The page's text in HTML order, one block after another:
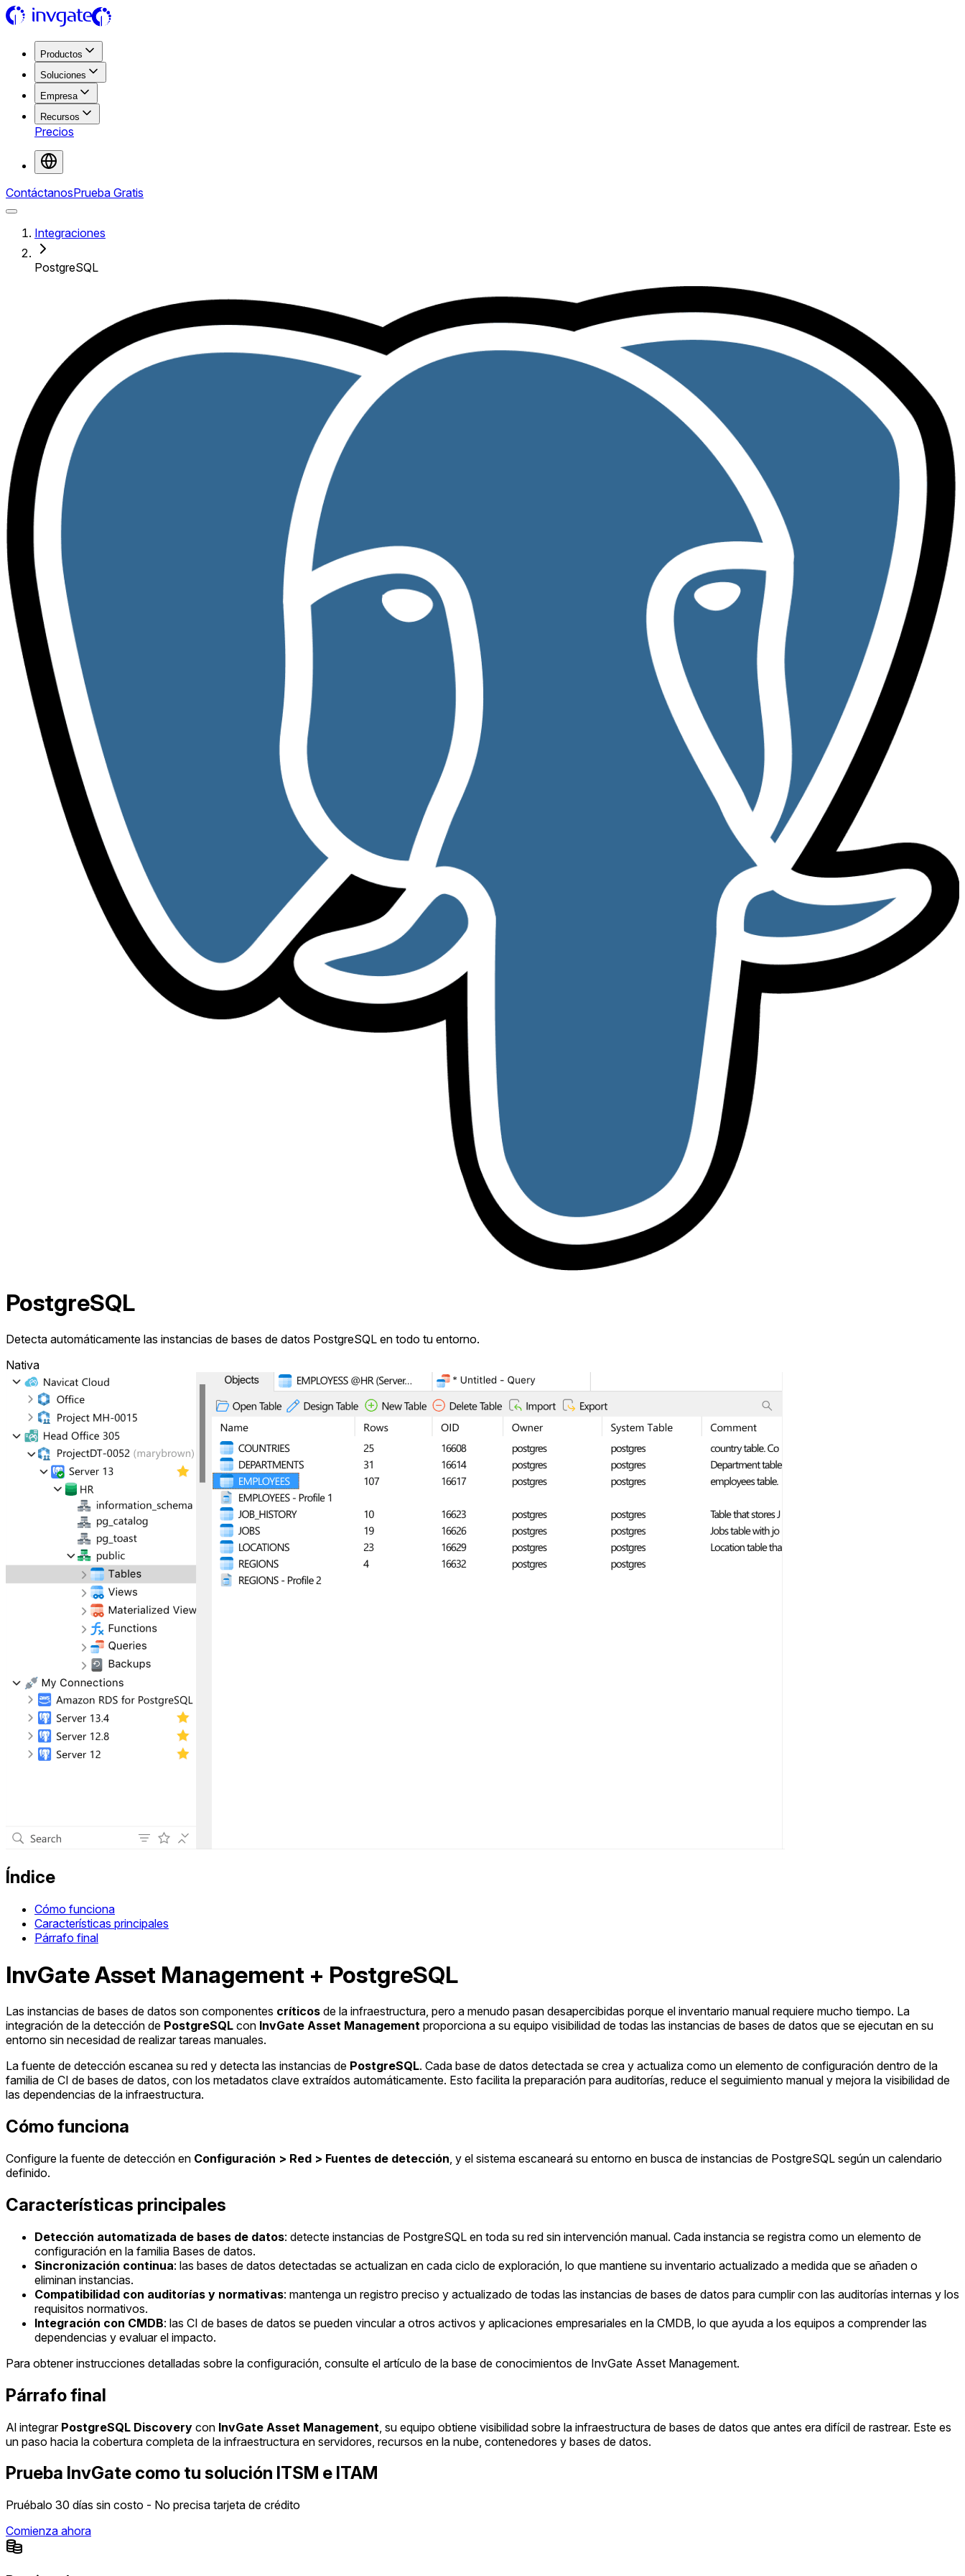
Productos
Soluciones
Empresa
Recursos
Precios
ContáctanosPrueba Gratis
Integraciones
PostgreSQL
PostgreSQL
Detecta automáticamente las instancias de bases de datos PostgreSQL en todo tu entorno.
Nativa
Índice
Cómo funciona
Características principales
Párrafo final
InvGate Asset Management + PostgreSQL
Las instancias de bases de datos son componentes críticos de la infraestructura, pero a menudo pasan desapercibidas porque el inventario manual requiere mucho tiempo. La
integración de la detección de PostgreSQL con InvGate Asset Management proporciona a su equipo visibilidad de todas las instancias de bases de datos que se ejecutan en su
entorno sin necesidad de realizar tareas manuales.
La fuente de detección escanea su red y detecta las instancias de PostgreSQL. Cada base de datos detectada se crea y actualiza como un elemento de configuración dentro de la
familia de CI de bases de datos, con los metadatos clave extraídos automáticamente. Esto facilita la preparación para auditorías, reduce el seguimiento manual y mejora la visibilidad de
las dependencias de la infraestructura.
Cómo funciona
Configure la fuente de detección en Configuración > Red > Fuentes de detección , y el sistema escaneará su entorno en busca de instancias de PostgreSQL según un calendario
definido.
Características principales
Detección automatizada de bases de datos: detecte instancias de PostgreSQL en toda su red sin intervención manual. Cada instancia se registra como un elemento de
configuración en la familia Bases de datos.
Sincronización continua: las bases de datos detectadas se actualizan en cada ciclo de exploración, lo que mantiene su inventario actualizado a medida que se añaden o
eliminan instancias.
Compatibilidad con auditorías y normativas: mantenga un registro preciso y actualizado de todas las instancias de bases de datos para cumplir con las auditorías internas y los
requisitos normativos.
Integración con CMDB: las CI de bases de datos se pueden vincular a otros activos y aplicaciones empresariales en la CMDB, lo que ayuda a los equipos a comprender las
dependencias y evaluar el impacto.
Para obtener instrucciones detalladas sobre la configuración, consulte el artículo de la base de conocimientos de InvGate Asset Management.
Párrafo final
Al integrar PostgreSQL Discovery con InvGate Asset Management , su equipo obtiene visibilidad sobre la infraestructura de bases de datos que antes era difícil de rastrear. Este es
un paso hacia la cobertura completa de la infraestructura en servidores, recursos en la nube, contenedores y bases de datos.
Prueba InvGate como tu solución ITSM e ITAM
Pruébalo 30 días sin costo - No precisa tarjeta de crédito
Comienza ahora